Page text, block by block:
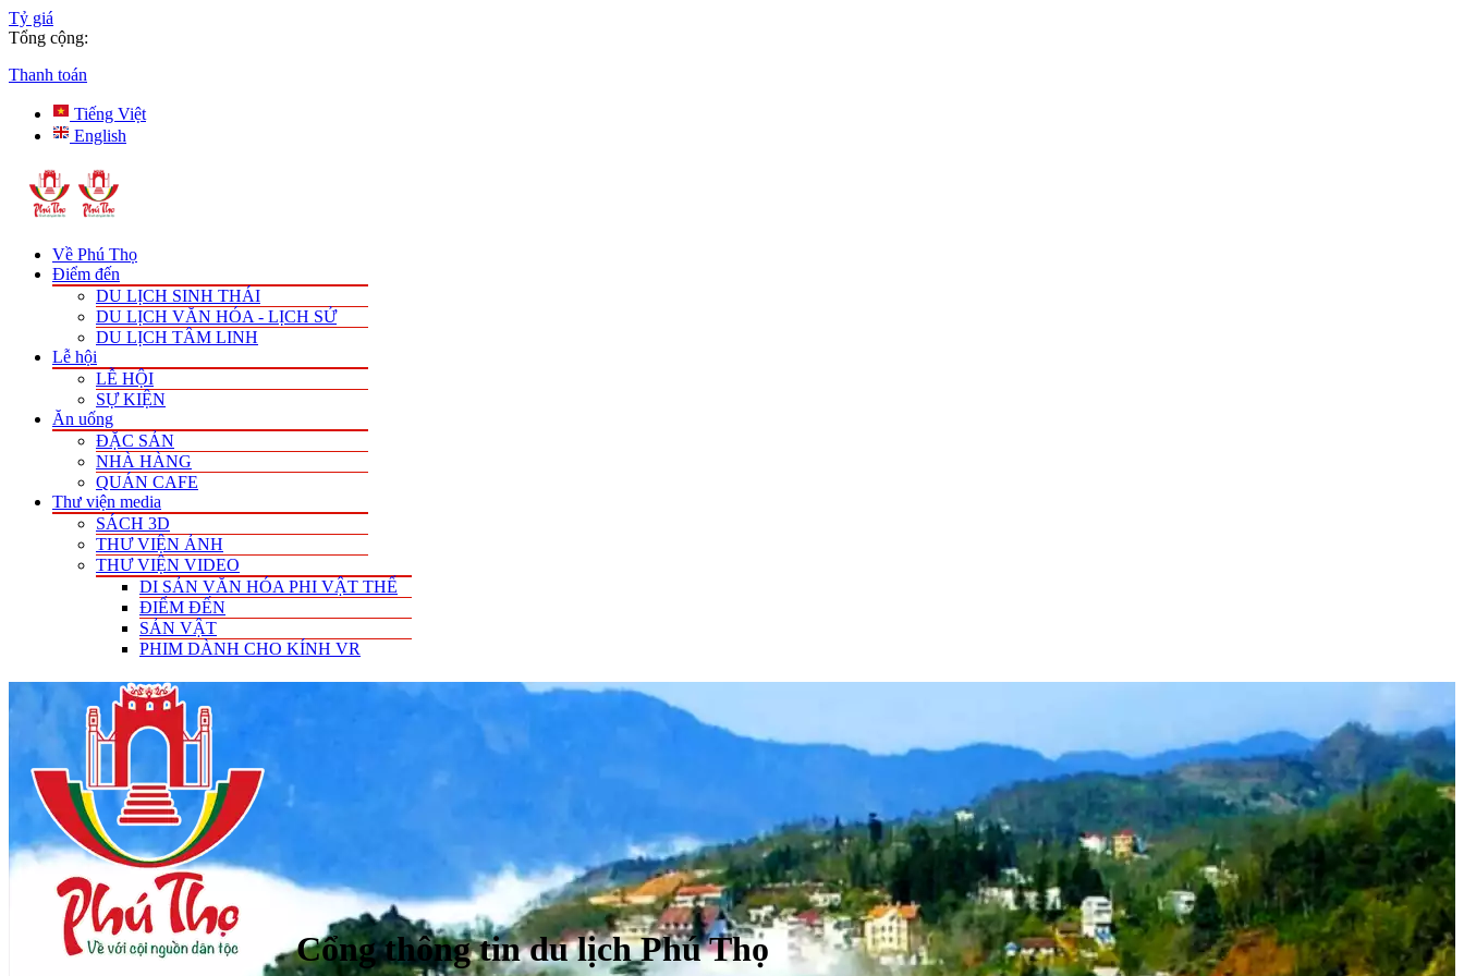
Tỷ giá
Tổng cộng:
Thanh toán
Tiếng Việt
English
Về Phú Thọ
Điểm đến
DU LỊCH SINH THÁI
DU LỊCH VĂN HÓA - LỊCH SỬ
DU LỊCH TÂM LINH
Lễ hội
LỄ HỘI
SỰ KIỆN
Ăn uống
ĐẶC SẢN
NHÀ HÀNG
QUÁN CAFE
Thư viện media
SÁCH 3D
THƯ VIỆN ẢNH
THƯ VIỆN VIDEO
DI SẢN VĂN HÓA PHI VẬT THỂ
ĐIỂM ĐẾN
SẢN VẬT
PHIM DÀNH CHO KÍNH VR
Cổng thông tin du lịch Phú Thọ